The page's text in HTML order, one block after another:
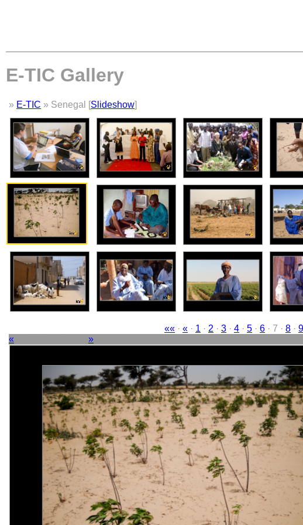
E-TIC Gallery
» E-TIC » Senegal [Slideshow]
«« · « · 1 · 2 · 3 · 4 · 5 · 6 · 7 · 8 · 9
«
»